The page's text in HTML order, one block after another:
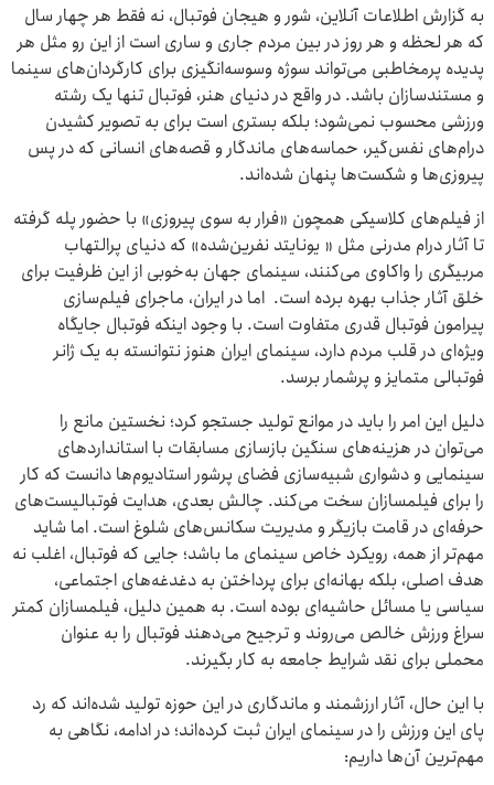
به گزارش اطلاعات آنلاین، شور و هیجان فوتبال، نه فقط هر چهار سال
که هر لحظه و هر روز در بین مردم جاری و ساری است از این رو مثل هر
پدیده پرمخاطبی می‌تواند سوژه وسوسه‌انگیزی برای کارگردان‌های سینما
و مستندسازان باشد. در واقع در دنیای هنر، فوتبال تنها یک رشته
ورزشی محسوب نمی‌شود؛ بلکه بستری است برای به تصویر کشیدن
درام‌های نفس‌گیر، حماسه‌های ماندگار و قصه‌های انسانی که در پس
پیروزی‌ها و شکست‌ها پنهان شده‌اند.
از فیلم‌های کلاسیکی همچون «فرار به سوی پیروزی» با حضور پله گرفته
تا آثار درام مدرنی مثل « یونایتد نفرین‌شده» که دنیای پرالتهاب
مربیگری را واکاوی می‌کنند، سینمای جهان به‌خوبی از این ظرفیت برای
خلق آثار جذاب بهره برده است. اما در ایران، ماجرای فیلم‌سازی
پیرامون فوتبال قدری متفاوت است. با وجود اینکه فوتبال جایگاه
ویژه‌ای در قلب مردم دارد، سینمای ایران هنوز نتوانسته به یک ژانر
فوتبالی متمایز و پرشمار برسد.
دلیل این امر را باید در موانع تولید جستجو کرد؛ نخستین مانع را
می‌توان در هزینه‌های سنگین بازسازی مسابقات با استانداردهای
سینمایی و دشواری شبیه‌سازی فضای پرشور استادیوم‌ها دانست که کار
را برای فیلمسازان سخت می‌کند. چالش بعدی، هدایت فوتبالیست‌های
حرفه‌ای در قامت بازیگر و مدیریت سکانس‌های شلوغ است. اما شاید
مهم‌تر از همه، رویکرد خاص سینمای ما باشد؛ جایی که فوتبال، اغلب نه
هدف اصلی، بلکه بهانه‌ای برای پرداختن به دغدغه‌های اجتماعی،
سیاسی یا مسائل حاشیه‌ای بوده است. به همین دلیل، فیلمسازان کمتر
سراغ ورزش خالص می‌روند و ترجیح می‌دهند فوتبال را به عنوان
محملی برای نقد شرایط جامعه به کار بگیرند.
با این حال، آثار ارزشمند و ماندگاری در این حوزه تولید شده‌اند که رد
پای این ورزش را در سینمای ایران ثبت کرده‌اند؛ در ادامه، نگاهی به
مهم‌ترین آن‌ها داریم: